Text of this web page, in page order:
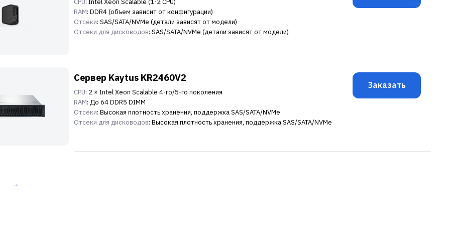
RAM: DDR4 (объем зависит от конфигурации)
Отсеки: SAS/SATA/NVMe (детали зависят от модели)
Отсеки для дисководов: SAS/SATA/NVMe (детали зависят от модели)
Сервер Kaytus KR2460V2
CPU: 2 × Intel Xeon Scalable 4-го/5-го поколения
RAM: До 64 DDR5 DIMM
Отсеки: Высокая плотность хранения, поддержка SAS/SATA/NVMe
Отсеки для дисководов: Высокая плотность хранения, поддержка SAS/SATA/NVMe
Заказать
→